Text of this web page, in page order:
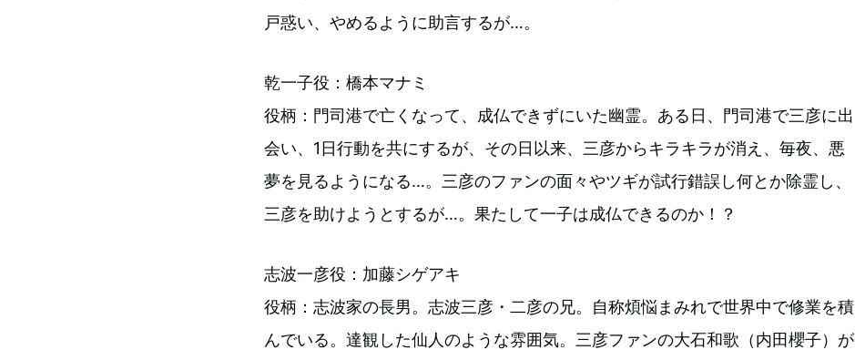
戸惑い、やめるように助言するが…。
乾一子役：橋本マナミ
役柄：門司港で亡くなって、成仏できずにいた幽霊。ある日、門司港で三彦に出
会い、1日行動を共にするが、その日以来、三彦からキラキラが消え、毎夜、悪
夢を見るようになる…。三彦のファンの面々やツギが試行錯誤し何とか除霊し、
三彦を助けようとするが…。果たして一子は成仏できるのか！？
志波一彦役：加藤シゲアキ
役柄：志波家の長男。志波三彦・二彦の兄。自称煩悩まみれで世界中で修業を積
んでいる。達観した仙人のような雰囲気。三彦ファンの大石和歌（内田櫻子）が